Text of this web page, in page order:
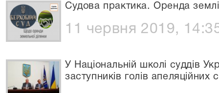
Судова практика. Оренда
11 червня 2019,
У Національній школі суддів
заступників голів апеляційних